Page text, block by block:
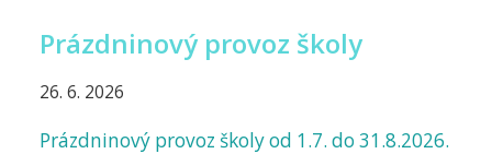
Prázdninový provoz školy
26. 6. 2026
Prázdninový provoz školy od 1.7. do 31.8.2026.